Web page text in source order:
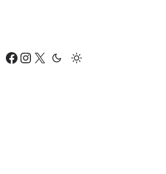
要
Facebook Instagram X